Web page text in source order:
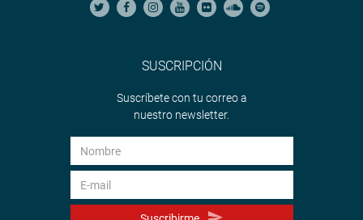
SUSCRIPCIÓN
Suscríbete con tu correo a
nuestro newsletter.